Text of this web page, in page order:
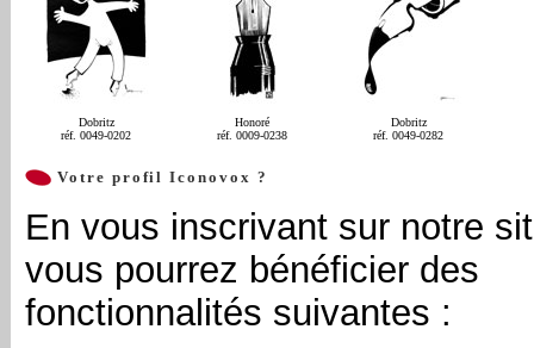
Dobritz
réf. 0049-0202
Honoré
réf. 0009-0238
Dobritz
réf. 0049-0282
Votre profil Iconovox ?
En vous inscrivant sur notre
vous pourrez bénéficier des
fonctionnalités suivantes :